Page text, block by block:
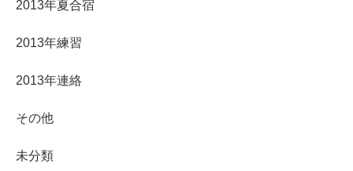
2013年夏合宿
2013年練習
2013年連絡
その他
未分類